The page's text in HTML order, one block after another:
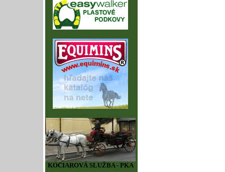
KOČIAROVÁ SLUŽBA - PKA